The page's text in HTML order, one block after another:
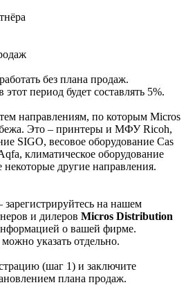
без плана продаж.
период будет составлять 5%.
направлениям, по которым Micros
Это – принтеры и МФУ Ricoh,
SIGO, весовое оборудование Cas
климатическое оборудование
некоторые другие направления.
на нашем
и дилеров Micros Distribution
о вашей фирме.
указать отдельно.
(шаг 1) и заключите
плана продаж.